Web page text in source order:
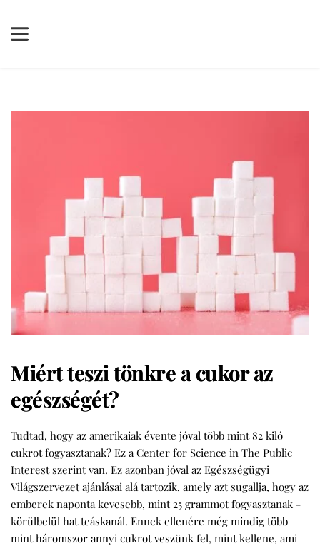
Miért teszi tönkre a cukor az
egészségét?
Tudtad, hogy az amerikaiak évente jóval több mint 82 kiló
cukrot fogyasztanak? Ez a Center for Science in The Public
Interest szerint van. Ez azonban jóval az Egészségügyi
Világszervezet ajánlásai alá tartozik, amely azt sugallja, hogy az
emberek naponta kevesebb, mint 25 grammot fogyasztanak -
körülbelül hat teáskanál. Ennek ellenére még mindig több
mint háromszor annyi cukrot veszünk fel, mint kellene, ami